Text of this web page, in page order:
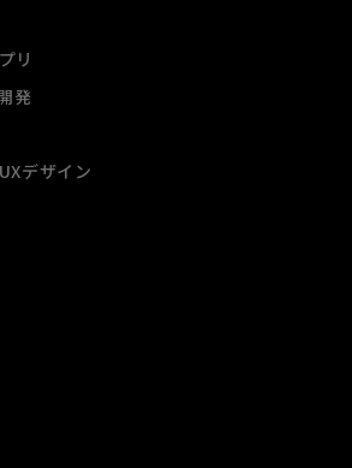
リ
発
デザイン